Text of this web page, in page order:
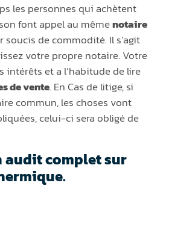
les personnes qui achètent
font appel au mêmenotaire
soucis de commodité. Il s’agit
votre propre notaire. Votre
intérêts eta l’habitude de lire
de vente. En Cas de litige, si
commun, les choses vont
celui-ci sera obligé de
audit complet sur